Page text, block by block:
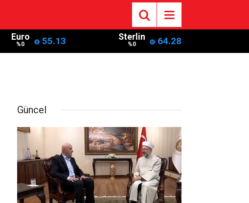
Euro
%0 55.13 Sterlin
%0 64.28
Güncel